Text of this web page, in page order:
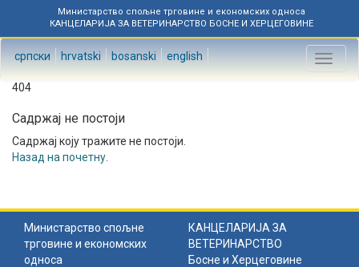
Министарство спољне трговине и економских односа
КАНЦЕЛАРИЈА ЗА ВЕТЕРИНАРСТВО БОСНЕ И ХЕРЦЕГОВИНЕ
српски hrvatski bosanski english
Toggle
404
Садржај не постоји
Садржај коју тражите не постоји.
Назад на почетну
Министарство спољне
трговине и економских
односа
КАНЦЕЛАРИЈА ЗА
ВЕТЕРИНАРСТВО
Босне и Херцеговине